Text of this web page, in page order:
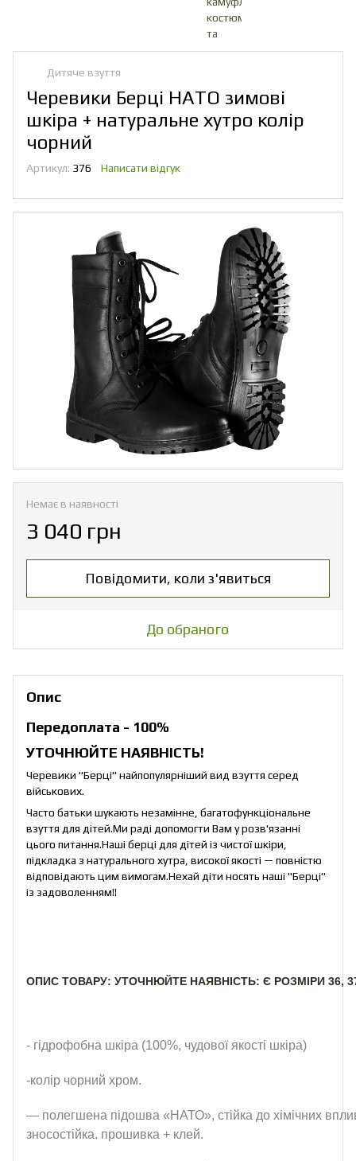
Дитяче взуття
Черевики Берці НАТО зимові
шкіра + натуральне хутро колір
чорний
Артикул: 376 Написати відгук
Немає в наявності
3 040 грн
Повідомити, коли з'явиться
До обраного
Опис
Передоплата - 100%
УТОЧНЮЙТЕ НАЯВНІСТЬ!
Черевики "Берці" найпопулярніший вид взуття серед
військових.
Часто батьки шукають незамінне, багатофункціональне
взуття для дітей.Ми раді допомогти Вам у розв'язанні
цього питання.Наші берці для дітей із чистої шкіри,
підкладка з натурального хутра, високої якості — повністю
відповідають цим вимогам.Нехай діти носять наші "Берці"
із задоволенням!!
ОПИС ТОВАРУ: УТОЧНЮЙТЕ НАЯВНІСТЬ: Є РОЗМІРИ 36,
- гідрофобна шкіра (100%, чудової якості шкіра)
-колір чорний хром.
— полегшена підошва «НАТО», стійка до хімічних
зносостійка. прошивка + клей.